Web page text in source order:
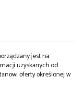
jest na
uzyskanych od
oferty określonej w